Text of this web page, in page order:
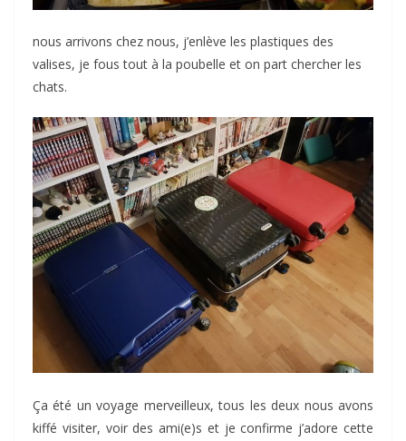
nous arrivons chez nous, j’enlève les plastiques des
valises, je fous tout à la poubelle et on part chercher les
chats.
Ça été un voyage merveilleux, tous les deux nous avons
kiffé visiter, voir des ami(e)s et je confirme j’adore cette